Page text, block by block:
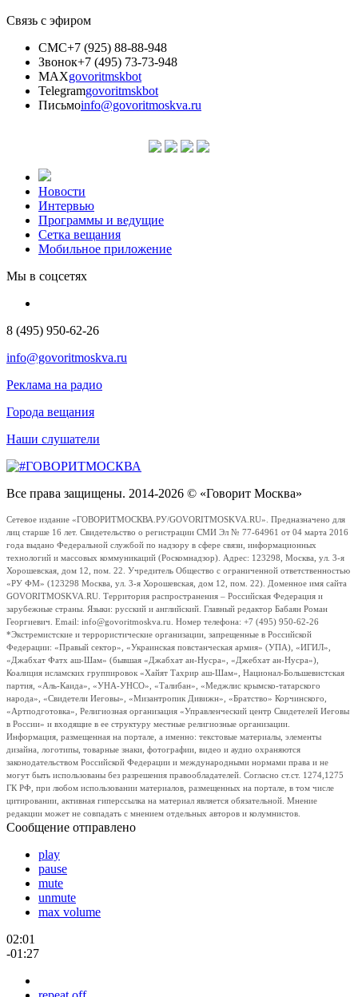
Связь с эфиром
СМС+7 (925) 88-88-948
Звонок+7 (495) 73-73-948
MAXgovoritmskbot
Telegramgovoritmskbot
Письмоinfo@govoritmoskva.ru
Новости
Интервью
Программы и ведущие
Сетка вещания
Мобильное приложение
Мы в соцсетях
8 (495) 950-62-26
info@govoritmoskva.ru
Реклама на радио
Города вещания
Наши слушатели
Все права защищены. 2014-2026 © «Говорит Москва»
Сетевое издание «ГОВОРИТМОСКВА.РУ/GOVORITMOSKVA.RU». Предназначено для
лиц старше 16 лет. Свидетельство о регистрации СМИ Эл № 77-64961 от 04 марта 2016
года выдано Федеральной службой по надзору в сфере связи, информационных
технологий и массовых коммуникаций (Роскомнадзор). Адрес: 123298, Москва, ул. 3-я
Хорошевская, дом 12, пом. 22. Учредитель Общество с ограниченной ответственностью
«РУ ФМ» (123298 Москва, ул. 3-я Хорошевская, дом 12, пом. 22). Доменное имя сайта
GOVORITMOSKVA.RU. Территория распространения – Российская Федерация и
зарубежные страны. Языки: русский и английский. Главный редактор Бабаян Роман
Георгиевич. Email: info@govoritmoskva.ru. Номер телефона: +7 (495) 950-62-26
*Экстремистские и террористические организации, запрещенные в Российской
Федерации: «Правый сектор», «Украинская повстанческая армия» (УПА), «ИГИЛ»,
«Джабхат Фатх аш-Шам» (бывшая «Джабхат ан-Нусра», «Джебхат ан-Нусра»),
Коалиция исламских группировок «Хайят Тахрир аш-Шам», Национал-Большевистская
партия, «Аль-Каида», «УНА-УНСО», «Талибан», «Меджлис крымско-татарского
народа», «Свидетели Иеговы», «Мизантропик Дивижн», «Братство» Корчинского,
«Артподготовка», Религиозная организация «Управленческий центр Свидетелей Иеговы
в России» и входящие в ее структуру местные религиозные организации.
Информация, размещенная на портале, а именно: текстовые материалы, элементы
дизайна, логотипы, товарные знаки, фотографии, видео и аудио охраняются
законодательством Российской Федерации и международными нормами права и не
могут быть использованы без разрешения правообладателей. Согласно ст.ст. 1274,1275
ГК РФ, при любом использовании материалов, размещенных на портале, в том числе
цитировании, активная гиперссылка на материал является обязательной. Мнение
редакции может не совпадать с мнением отдельных авторов и колумнистов.
Сообщение отправлено
play
pause
mute
unmute
max volume
02:01
-01:27